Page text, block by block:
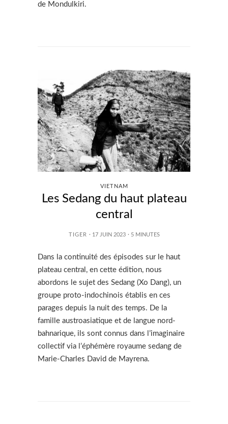
de Mondulkiri.
VIETNAM
Les Sedang du haut plateau
central
TIGER · 17 JUIN 2023 · 5 MINUTES
Dans la continuité des épisodes sur le haut
plateau central, en cette édition, nous
abordons le sujet des Sedang (Xo Dang), un
groupe proto-indochinois établis en ces
parages depuis la nuit des temps. De la
famille austroasiatique et de langue nord-
bahnarique, ils sont connus dans l’imaginaire
collectif via l’éphémère royaume sedang de
Marie-Charles David de Mayrena.